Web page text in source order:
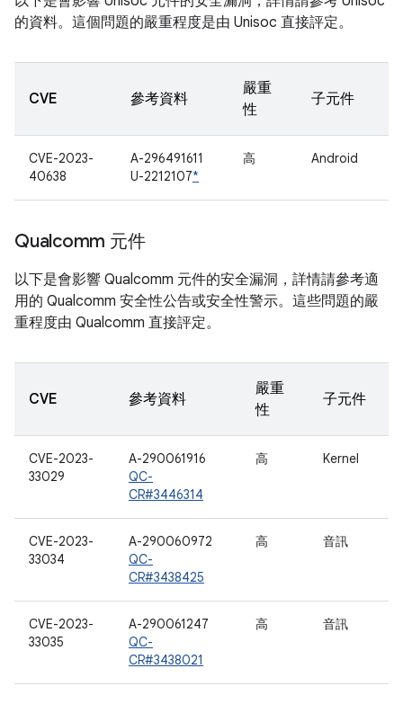
的資料。這個問題的嚴重程度是由 Unisoc 直接評定。
CVE 參考資料
嚴重
性
子元件
CVE-2023-
40638
A-296491611
U-2212107*
高 Android
Qualcomm 元件
以下是會影響 Qualcomm 元件的安全漏洞，詳情請參考適
用的 Qualcomm 安全性公告或安全性警示。這些問題的嚴
重程度由 Qualcomm 直接評定。
CVE 參考資料
嚴重
性
子元件
CVE-2023-
33029
A-290061916
QC-
CR#3446314
高 Kernel
CVE-2023-
33034
A-290060972
QC-
CR#3438425
高 音訊
CVE-2023-
33035
A-290061247
QC-
CR#3438021
高 音訊